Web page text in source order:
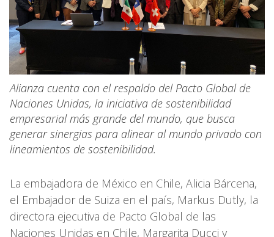
Alianza cuenta con el respaldo del Pacto Global de
Naciones Unidas, la iniciativa de sostenibilidad
empresarial más grande del mundo, que busca
generar sinergias para alinear al mundo privado con
lineamientos de sostenibilidad.
La embajadora de México en Chile, Alicia Bárcena,
el Embajador de Suiza en el país, Markus Dutly, la
directora ejecutiva de Pacto Global de las
Naciones Unidas en Chile, Margarita Ducci y